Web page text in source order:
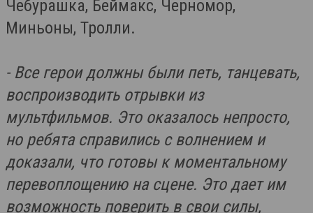
Чебурашка, Беймакс, Черномор,
Миньоны, Тролли.
- Все герои должны были петь, танцевать,
воспроизводить отрывки из
мультфильмов. Это оказалось непросто,
но ребята справились с волнением и
доказали, что готовы к моментальному
перевоплощению на сцене. Это дает им
возможность поверить в свои силы,